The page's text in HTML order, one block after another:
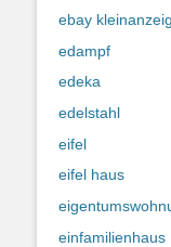
ebay
edampf
edeka
edelstahl
eifel
eifel haus
einfamilienhaus